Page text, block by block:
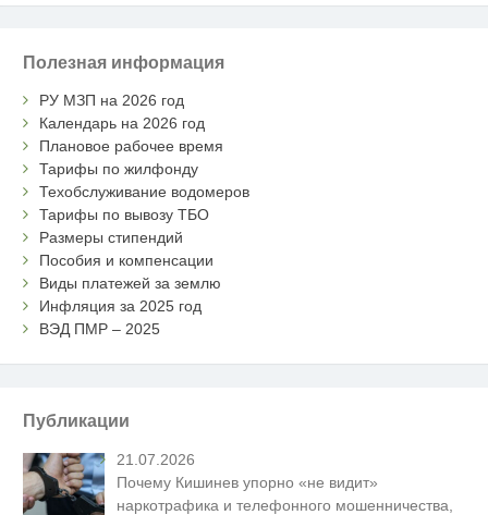
Полезная информация
РУ МЗП на 2026 год
Календарь на 2026 год
Плановое рабочее время
Тарифы по жилфонду
Техобслуживание водомеров
Тарифы по вывозу ТБО
Размеры стипендий
Пособия и компенсации
Виды платежей за землю
Инфляция за 2025 год
ВЭД ПМР – 2025
Публикации
21.07.2026
Почему Кишинев упорно «не видит»
наркотрафика и телефонного мошенничества,